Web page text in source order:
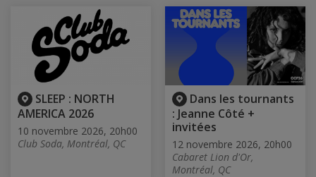
SLEEP : NORTH
AMERICA 2026
10 novembre 2026, 20h00
Club Soda, Montréal, QC
Dans les tournants
: Jeanne Côté +
invitées
12 novembre 2026, 20h00
Cabaret Lion d'Or,
Montréal, QC